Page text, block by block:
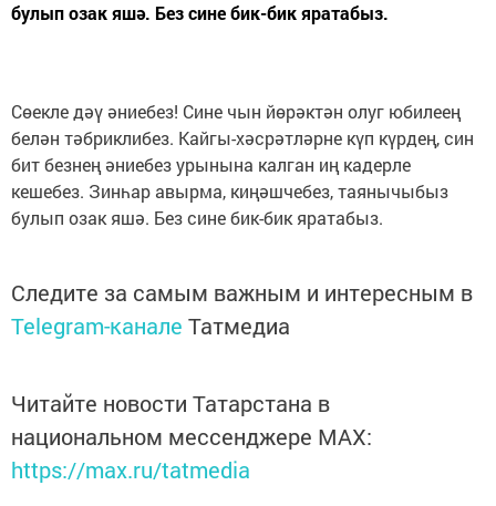
булып озак яшә. Без сине бик-бик яратабыз.
Сөекле дәү әниебез! Сине чын йөрәктән олуг юбилеең
белән тәбриклибез. Кайгы-хәсрәтләрне күп күрдең, син
бит безнең әниебез урынына калган иң кадерле
кешебез. Зинһар авырма, киңәшчебез, таянычыбыз
булып озак яшә. Без сине бик-бик яратабыз.
Следите за самым важным и интересным в
Telegram-канале Татмедиа
Читайте новости Татарстана в
национальном мессенджере MАХ:
https://max.ru/tatmedia